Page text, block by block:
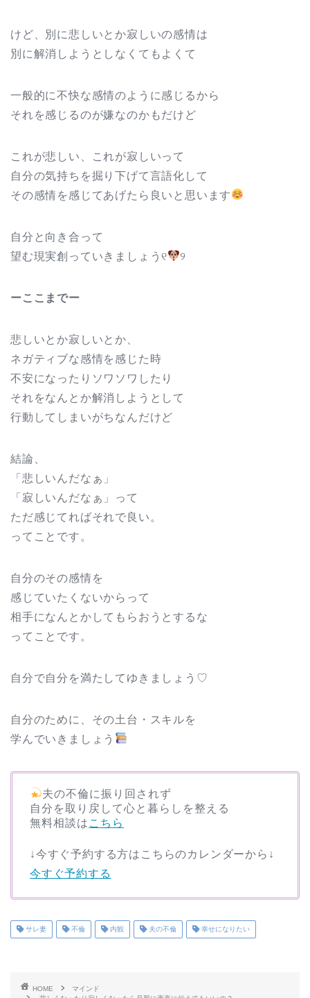
けど、別に悲しいとか寂しいの感情は
別に解消しようとしなくてもよくて
一般的に不快な感情のように感じるから
それを感じるのが嫌なのかもだけど
これが悲しい、これが寂しいって
自分の気持ちを掘り下げて言語化して
その感情を感じてあげたら良いと思います
自分と向き合って
望む現実創っていきましょう୧
୨
ーここまでー
悲しいとか寂しいとか、
ネガティブな感情を感じた時
不安になったりソワソワしたり
それをなんとか解消しようとして
行動してしまいがちなんだけど
結論、
「悲しいんだなぁ」
「寂しいんだなぁ」って
ただ感じてればそれで良い。
ってことです。
自分のその感情を
感じていたくないからって
相手になんとかしてもらおうとするな
ってことです。
自分で自分を満たしてゆきましょう♡
自分のために、その土台・スキルを
学んでいきましょう
夫の不倫に振り回されず
自分を取り戻して心と暮らしを整える
無料相談は こちら
↓今すぐ予約する方はこちらのカレンダーから↓
今すぐ予約する
サレ妻 不倫 内観 夫の不倫 幸せになりたい
HOME
マインド